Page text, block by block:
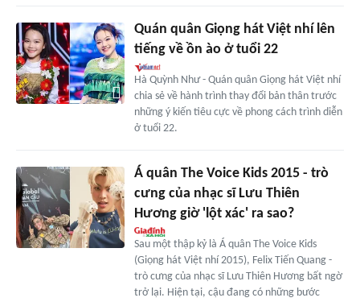
Quán quân Giọng hát Việt nhí lên
tiếng về ồn ào ở tuổi 22
Hà Quỳnh Như - Quán quân Giọng hát Việt nhí
chia sẻ về hành trình thay đổi bản thân trước
những ý kiến tiêu cực về phong cách trình diễn
ở tuổi 22.
Á quân The Voice Kids 2015 - trò
cưng của nhạc sĩ Lưu Thiên
Hương giờ 'lột xác' ra sao?
Sau một thập kỷ là Á quân The Voice Kids
(Giọng hát Việt nhí 2015), Felix Tiến Quang -
trò cưng của nhạc sĩ Lưu Thiên Hương bất ngờ
trở lại. Hiện tại, cậu đang có những bước